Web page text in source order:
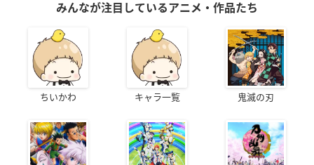
みんなが注目しているアニメ・作品たち
ちいかわ キャラ一覧 鬼滅の刃